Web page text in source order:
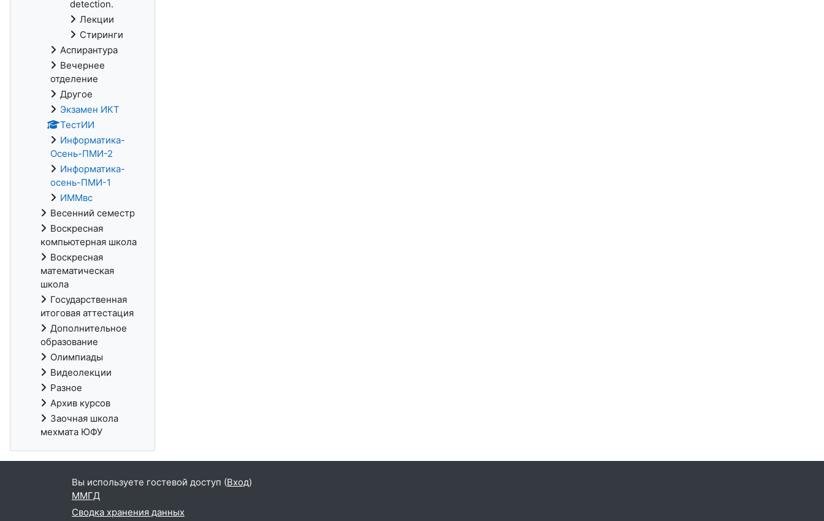
detection.
Лекции
Стиринги
Аспирантура
Вечернее
отделение
Другое
Экзамен ИКТ
ТестИИ
Информатика-
Осень-ПМИ-2
Информатика-
осень-ПМИ-1
ИММвс
Весенний семестр
Воскресная
компьютерная школа
Воскресная
математическая
школа
Государственная
итоговая аттестация
Дополнительное
образование
Олимпиады
Видеолекции
Разное
Архив курсов
Заочная школа
мехмата ЮФУ
Вы используете гостевой доступ (Вход)
ММГД
Сводка хранения данных